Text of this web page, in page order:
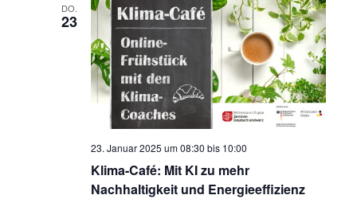
DO.
23
Klima-Café: Mit KI zu mehr
Nachhaltigkeit und Energieeffizienz
23. Januar 2025 um 08:30 bis 10:00